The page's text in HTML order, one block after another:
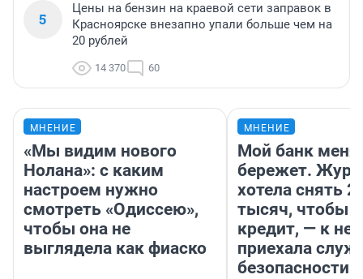
5
Цены на бензин на краевой сети заправок в
Красноярске внезапно упали больше чем на
20 рублей
14 370 60
МНЕНИЕ
«Мы видим нового
Нолана»: с каким
настроем нужно
смотреть «Одиссею»,
чтобы она не
выглядела как фиаско
МНЕНИЕ
Мой банк меня
бережет.
хотела снять
тысяч, чтобы
кредит, — к
приехала
безопасности